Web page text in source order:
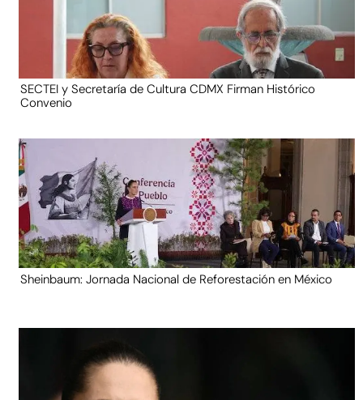
SECTEI y Secretaría de Cultura CDMX Firman Histórico
Convenio
Sheinbaum: Jornada Nacional de Reforestación en México